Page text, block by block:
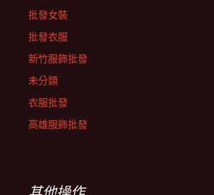
批發女裝
批發衣服
新竹服飾批發
未分類
衣服批發
高雄服飾批發